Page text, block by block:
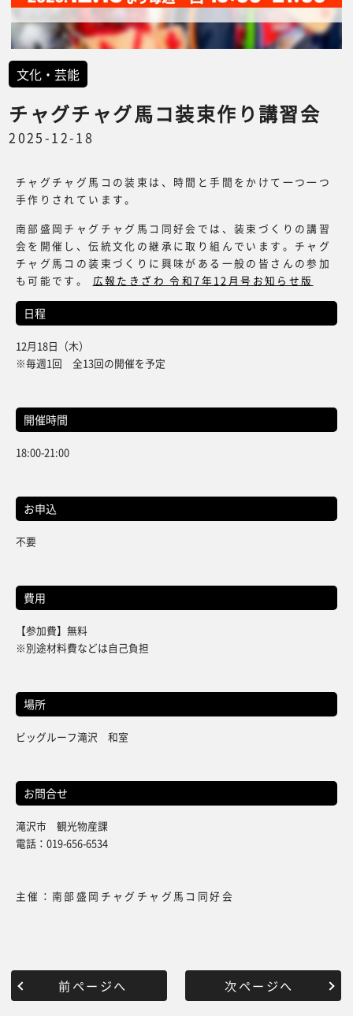
文化・芸能
チャグチャグ馬コ装束作り講習会
2025-12-18
チャグチャグ馬コの装束は、時間と手間をかけて一つ一つ
手作りされています。
南部盛岡チャグチャグ馬コ同好会では、装束づくりの講習
会を開催し、伝統文化の継承に取り組んでいます。チャグ
チャグ馬コの装束づくりに興味がある一般の皆さんの参加
も可能です。 広報たきざわ 令和7年12月号お知らせ版
日程
12月18日（木）
※毎週1回 全13回の開催を予定
開催時間
18:00-21:00
お申込
不要
費用
【参加費】無料
※別途材料費などは自己負担
場所
ビッグルーフ滝沢 和室
お問合せ
滝沢市 観光物産課
電話：019-656-6534
主催：南部盛岡チャグチャグ馬コ同好会
前ページへ 次ページへ